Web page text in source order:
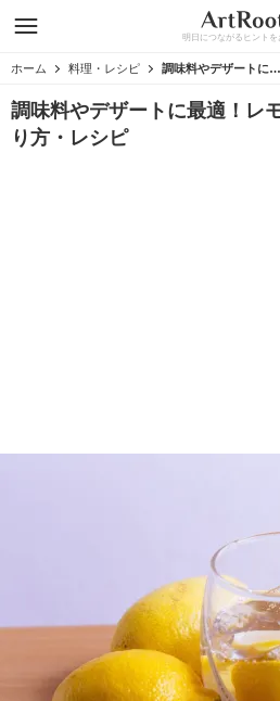
明日につながるヒントを
ホーム 料理・レシピ 調味料やデザートに最適！レモンソルトの簡単な作り方・レシピ
調味料やデザートに最適！レ
り方・レシピ